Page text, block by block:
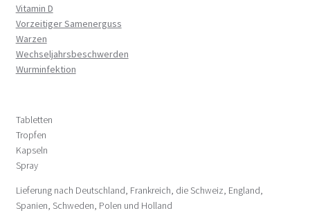
Vitamin D
Vorzeitiger Samenerguss
Warzen
Wechseljahrsbeschwerden
Wurminfektion
Tabletten
Tropfen
Kapseln
Spray
Lieferung nach Deutschland, Frankreich, die Schweiz, England,
Spanien, Schweden, Polen und Holland